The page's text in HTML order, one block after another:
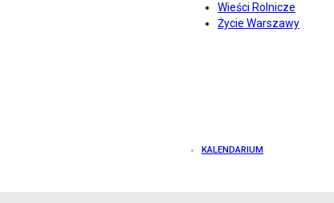
Wieści Rolnicze
Życie Warszawy
KALENDARIUM